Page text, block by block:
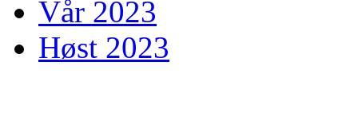
Vår 2023
Høst 2023